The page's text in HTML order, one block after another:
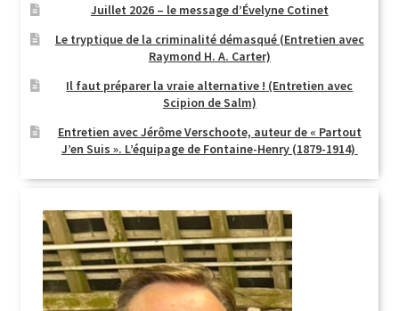
Juillet 2026 – le message d’Évelyne Cotinet
Le tryptique de la criminalité démasqué (Entretien avec
Raymond H. A. Carter)
Il faut préparer la vraie alternative ! (Entretien avec
Scipion de Salm)
Entretien avec Jérôme Verschoote, auteur de « Partout
J’en Suis ». L’équipage de Fontaine-Henry (1879-1914)